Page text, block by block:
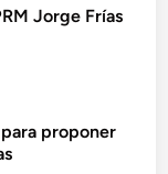
Jorge Frías
proponer